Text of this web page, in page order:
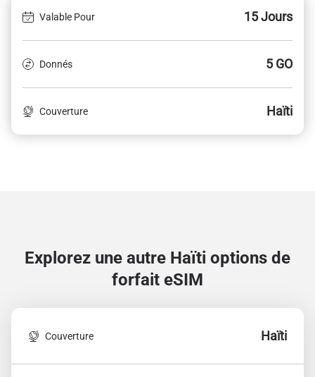
Valable Pour 15 Jours
Donnés 5 GO
Couverture Haïti
Explorez une autre Haïti options de
forfait eSIM
Couverture Haïti